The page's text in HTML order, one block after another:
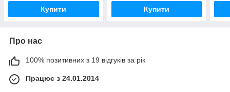
Купити Купити
Про нас
100% позитивних з 19 відгуків за рік
Працює з 24.01.2014